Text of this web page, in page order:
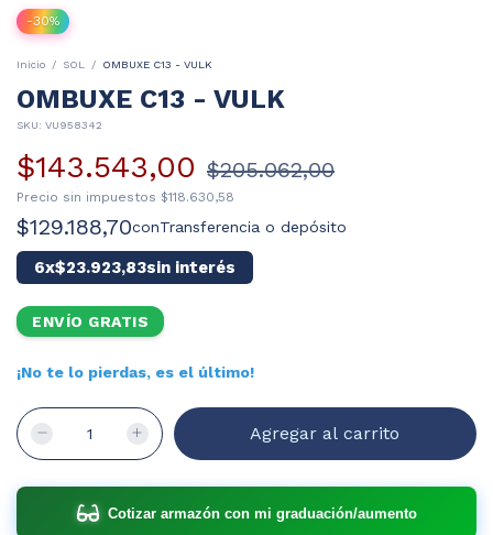
-30%
Inicio / SOL / OMBUXE C13 - VULK
OMBUXE C13 - VULK
SKU: VU958342
$143.543,00 $205.062,00
Precio sin impuestos $118.630,58
$129.188,70conTransferencia o depósito
6x$23.923,83sin interés
ENVÍO GRATIS
¡No te lo pierdas, es el último!
Cotizar armazón con mi graduación/aumento